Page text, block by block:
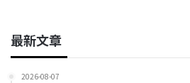
最新文章
2026-08-07